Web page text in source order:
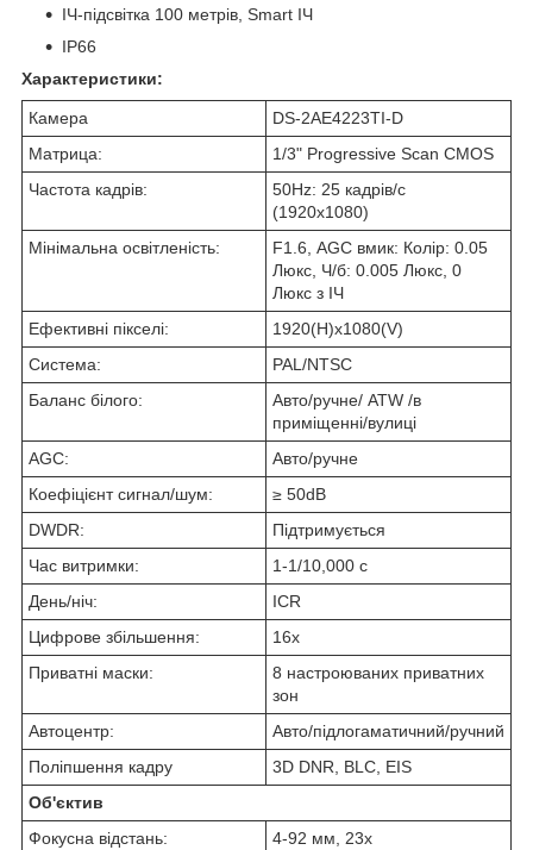
ІЧ-підсвітка 100 метрів, Smart ІЧ
IP66
Характеристики:
Камера
DS-2AE4223TI-D
Матрица:
1/3" Progressive Scan CMOS
Частота кадрів:
50Hz: 25 кадрів/с
(1920х1080)
Мінімальна освітленість:
F1.6, AGC вмик: Колір: 0.05
Люкс, Ч/б: 0.005 Люкс, 0
Люкс з ІЧ
Ефективні пікселі:
1920(H)x1080(V)
Система:
PAL/NTSC
Баланс білого:
Авто/ручне/ ATW /в
приміщенні/вулиці
AGC:
Авто/ручне
Коефіцієнт сигнал/шум:
≥ 50dB
DWDR:
Підтримується
Час витримки:
1-1/10,000 с
День/ніч:
ICR
Цифрове збільшення:
16x
Приватні маски:
8 настроюваних приватних
зон
Автоцентр:
Авто/підлогаматичний/ручний
Поліпшення кадру
3D DNR, BLC, EIS
Об'єктив
Фокусна відстань:
4-92 мм, 23x